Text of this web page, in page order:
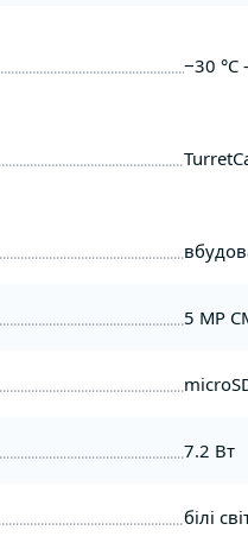
−30 °C
5 MP
7.2 Вт
білі